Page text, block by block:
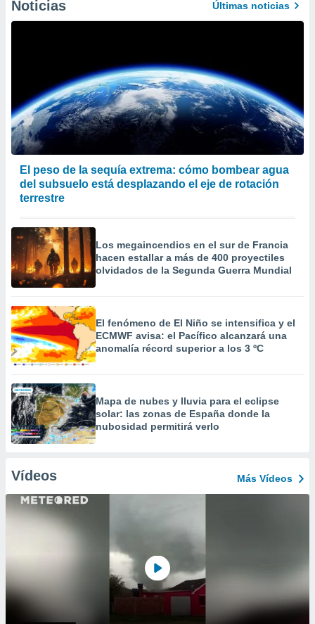
Noticias Últimas noticias
El peso de la sequía extrema: cómo bombear agua
del subsuelo está desplazando el eje de rotación
terrestre
Los megaincendios en el sur de Francia
hacen estallar a más de 400 proyectiles
olvidados de la Segunda Guerra Mundial
El fenómeno de El Niño se intensifica y el
ECMWF avisa: el Pacífico alcanzará una
anomalía récord superior a los 3 ºC
Mapa de nubes y lluvia para el eclipse
solar: las zonas de España donde la
nubosidad permitirá verlo
Vídeos Más Vídeos